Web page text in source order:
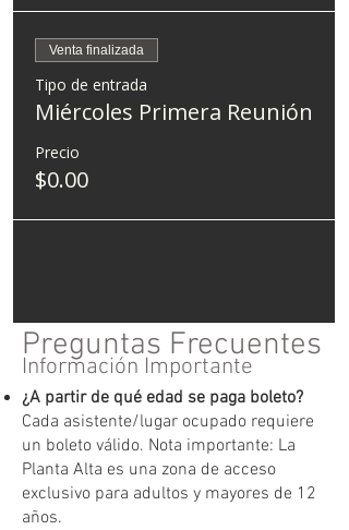
Venta finalizada
Tipo de entrada
Miércoles Primera Reunión
Precio
$0.00
Preguntas Frecuentes
Información Importante
¿A partir de qué edad se paga boleto?
Cada asistente/lugar ocupado requiere
un boleto válido. Nota importante: La
Planta Alta es una zona de acceso
exclusivo para adultos y mayores de 12
años.